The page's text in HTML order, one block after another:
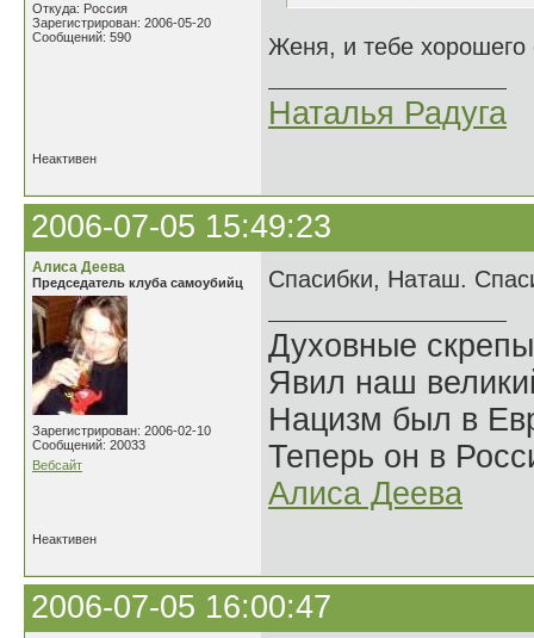
Откуда: Россия
Зарегистрирован: 2006-05-20
Сообщений: 590
Женя, и тебе хорошего
Наталья Радуга
Неактивен
2006-07-05 15:49:23
Алиса Деева
Председатель клуба самоубийц
Зарегистрирован: 2006-02-10
Сообщений: 20033
Вебсайт
Спасибки, Наташ.
Духовные
Явил наш
Нацизм был в
Теперь он в
Алиса Деева
Неактивен
2006-07-05 16:00:47